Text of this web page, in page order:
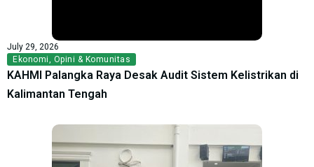
July 29, 2026
Ekonomi
Opini & Komunitas
KAHMI Palangka Raya Desak Audit Sistem Kelistrikan di
Kalimantan Tengah